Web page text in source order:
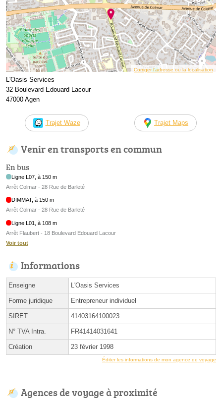
Corriger l’adresse ou la localisation
L'Oasis Services
32 Boulevard Edouard Lacour
47000 Agen
Trajet Waze Trajet Maps
Venir en transports en commun
En bus
Ligne L07, à 150 m
Arrêt Colmar - 28 Rue de Barleté
DIMMAT, à 150 m
Arrêt Colmar - 28 Rue de Barleté
Ligne L01, à 108 m
Arrêt Flaubert - 18 Boulevard Edouard Lacour
Voir tout
Informations
Enseigne L'Oasis Services
Forme juridique Entrepreneur individuel
SIRET 41403164100023
N° TVA Intra. FR41414031641
Création 23 février 1998
Éditer les informations de mon agence de voyage
Agences de voyage à proximité